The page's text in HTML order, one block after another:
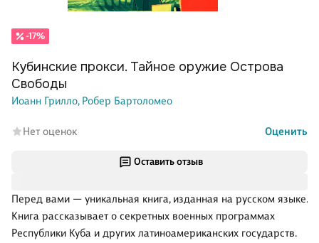
Оставить отзыв
Перед вами — уникальная книга, изданная на русском языке.
Книга рассказывает о секретных военных программах
Республики Куба и других латиноамериканских государств.
-17%
Кубинские прокси. Тайное оружие Острова
Свободы
Иоанн Грилло, Робер Бартоломео
Нет оценок Оценить